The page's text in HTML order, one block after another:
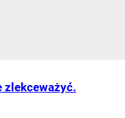
zlekceważyć.